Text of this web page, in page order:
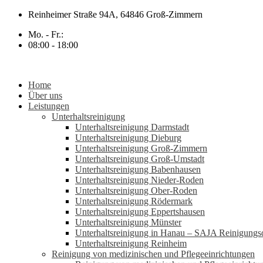
Zum
springen
Reinheimer Straße 94A, 64846 Groß-Zimmern
Mo. - Fr.:
08:00 - 18:00
Home
Über uns
Leistungen
Unterhaltsreinigung
Unterhaltsreinigung Darmstadt
Unterhaltsreinigung Dieburg
Unterhaltsreinigung Groß-Zimmern
Unterhaltsreinigung Groß-Umstadt
Unterhaltsreinigung Babenhausen
Unterhaltsreinigung Nieder-Roden
Unterhaltsreinigung Ober-Roden
Unterhaltsreinigung Rödermark
Unterhaltsreinigung Eppertshausen
Unterhaltsreinigung Münster
Unterhaltsreinigung in Hanau – SAJA
Unterhaltsreinigung Reinheim
Reinigung von medizinischen und Pflegeeinrichtungen